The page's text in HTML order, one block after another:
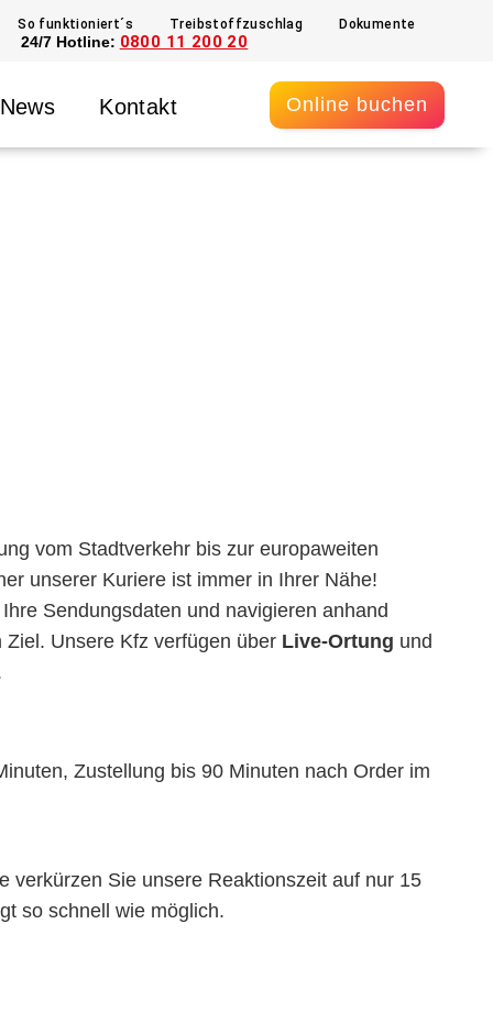
So funktioniert´s Treibstoffzuschlag Dokumente
24/7 Hotline: 0800 11 200 20
News Kontakt Online buchen
vom Stadtverkehr bis zur europaweiten
unserer Kuriere ist immer in Ihrer Nähe!
Sendungsdaten und navigieren anhand
Unsere Kfz verfügen über Live-Ortung und
Zustellung bis 90 Minuten nach Order im
verkürzen Sie unsere Reaktionszeit auf nur 15
so schnell wie möglich.